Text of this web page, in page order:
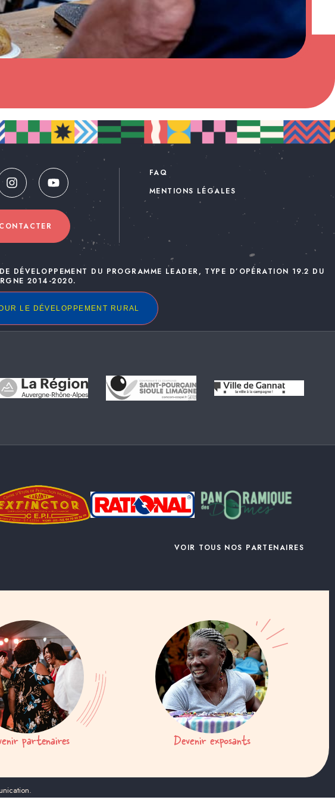
FAQ
MENTIONS LÉGALES
DÉVELOPPEMENT DU PROGRAMME LEADER, TYPE D’OPÉRATION 19.2 DU
2014-2020.
LE DÉVELOPPEMENT RURAL
VOIR TOUS NOS PARTENAIRES
partenaires Devenir exposants